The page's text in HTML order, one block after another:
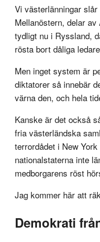
Vi västerlänningar
Mellanöstern, delar
tydligt nu i Ryssland,
rösta bort dåliga
Men inget system är
diktatorer så innebär
värna den, och hela
Kanske är det också
fria västerländska
terrordådet i New
nationalstaterna inte
medborgarens röst
Jag kommer här att
Demokrati